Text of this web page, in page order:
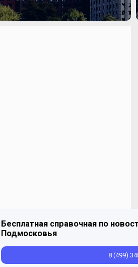
Бесплатная справочная по
Подмосковья
8 (499)